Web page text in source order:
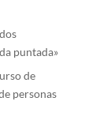
puntada»
de
personas